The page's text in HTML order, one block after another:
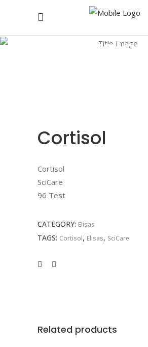
Catalogo
Cortisol
Cortisol
SciCare
96 Test
CATEGORY: Elisas
TAGS: Cortisol, Elisas, SciCare
Related products